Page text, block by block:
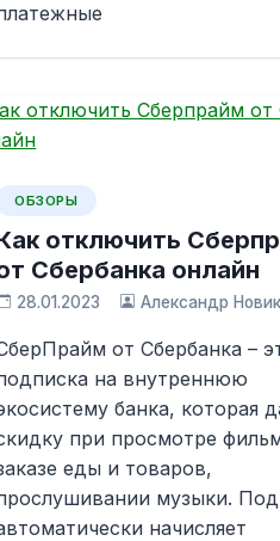
ОБЗОРЫ
отключить
Сбербанка онлайн
28.01.2023 Александр
от Сбербанка –
на внутреннюю
банка, которая
при просмотре
еды и товаров,
музыки.
начисляет